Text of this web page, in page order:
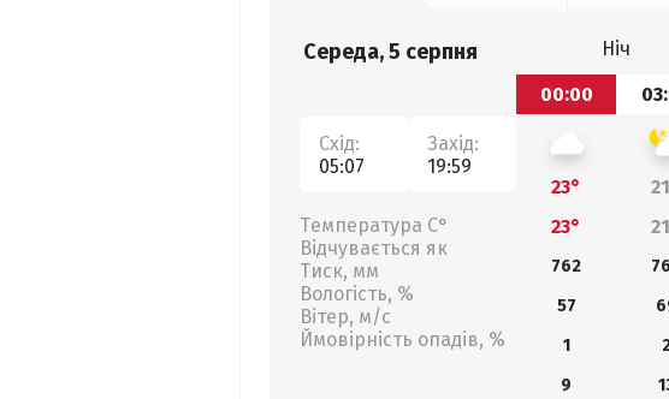
Середа, 5 серпня
Схід:
05:07
Захід:
19:59
Температура С°
Відчувається як
Тиск, мм
Вологість, %
Вітер, м/с
Ймовірність опадів, %
Ніч
00:00
23°
23°
762
57
1
9